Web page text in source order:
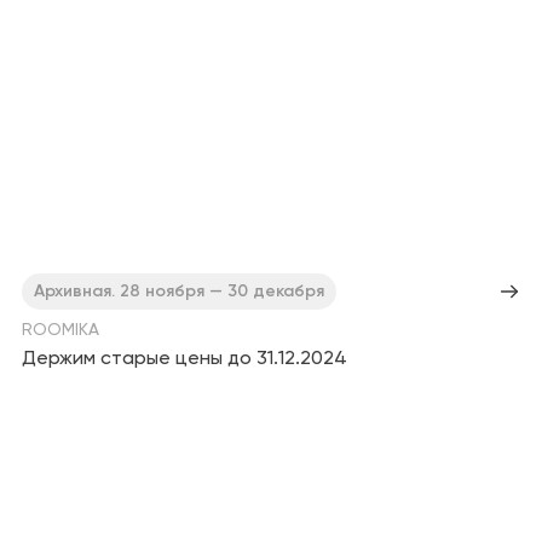
Архивная. 28 ноября — 30 декабря
ROOMIKA
Держим старые цены до 31.12.2024